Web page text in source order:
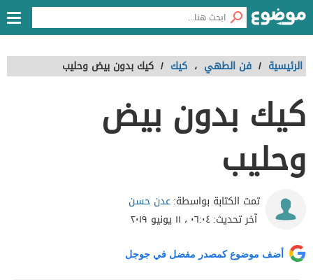
الرئيسية / فن الطهي ، كيك / كيك بدون بيض وحليب
كيك بدون بيض
وحليب
تمت الكتابة بواسطة:عدن حسن
آخر تحديث:٠٦:٠٤ ، ١١ يونيو ٢٠١٩
أضف موضوع كمصدر مفضل في جوجل